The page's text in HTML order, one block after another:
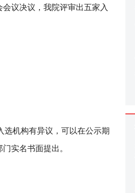
议决议，我院评审出五家入
机构有异议，可以在公示期
实名书面提出。